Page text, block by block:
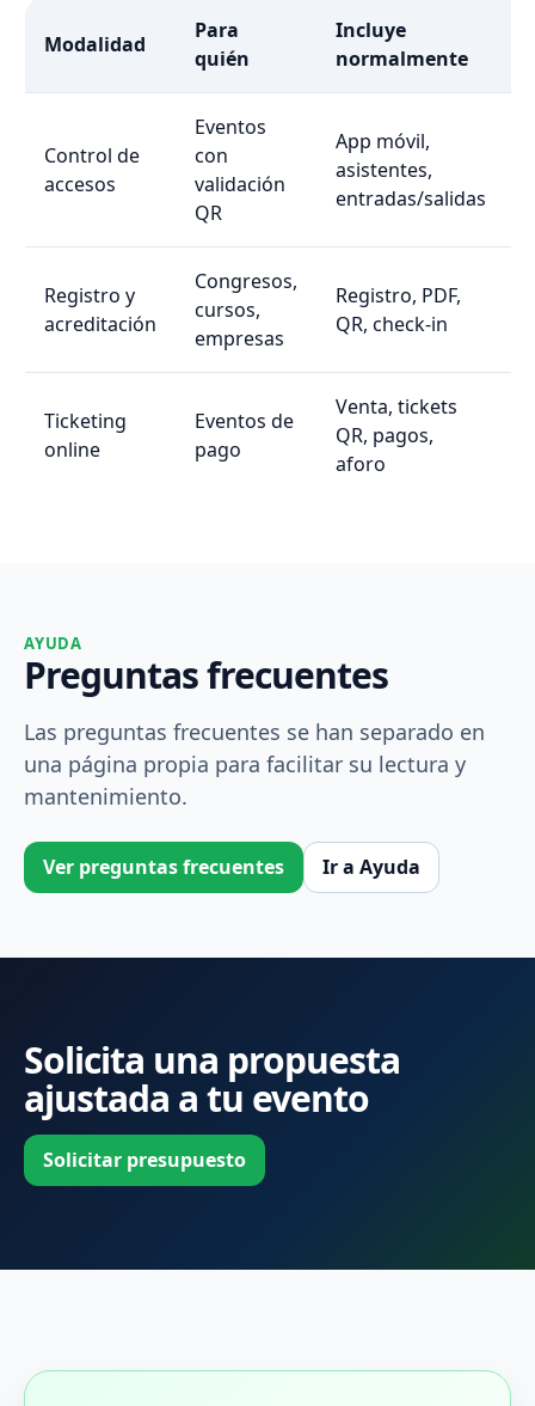
Modalidad
Para
quién
Incluye
normalmente
Control de
accesos
Eventos
con
validación
QR
App móvil,
asistentes,
entradas/salidas
Registro y
acreditación
Congresos,
cursos,
empresas
Registro, PDF,
QR, check-in
Ticketing
online
Eventos de
pago
Venta, tickets
QR, pagos,
aforo
AYUDA
Preguntas frecuentes
Las preguntas frecuentes se han separado en
una página propia para facilitar su lectura y
mantenimiento.
Ver preguntas frecuentes Ir a Ayuda
Solicita una propuesta
ajustada a tu evento
Solicitar presupuesto